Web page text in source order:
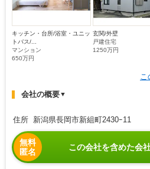
キッチン・台所/浴室・ユニッ
トバス/...
マンション
650万円
玄関/外壁
戸建住宅
1250万円
会社の概要▼
住所 新潟県長岡市新組町2430ｰ11
無料
匿名
この会社を含めた会